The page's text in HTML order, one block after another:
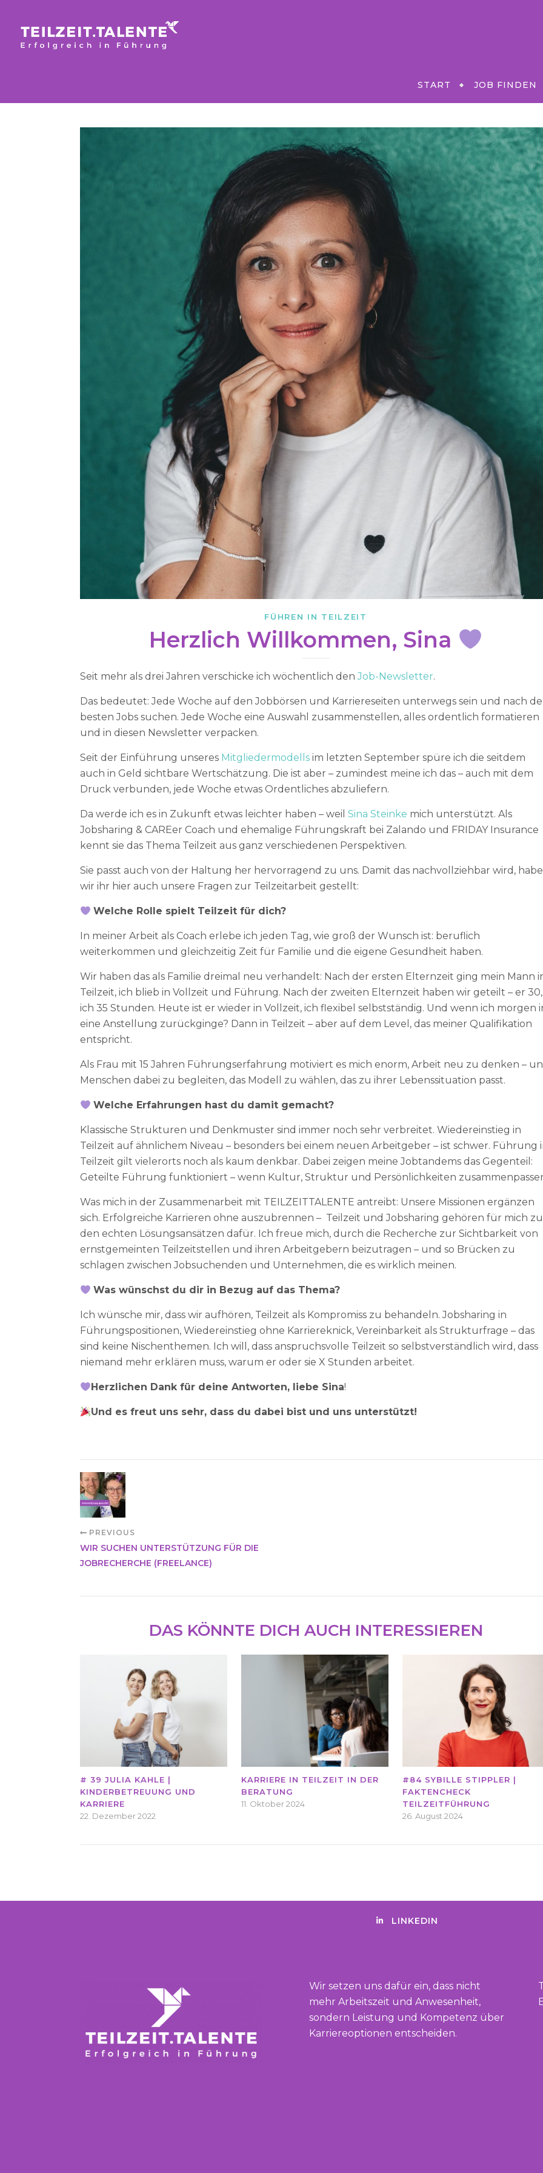
START JOB FINDEN
FÜHREN IN TEILZEIT
Herzlich Willkommen, Sina
Seit mehr als drei Jahren verschicke ich wöchentlich denJob-Newsletter.
Das bedeutet: Jede Woche auf den Jobbörsen und Karriereseiten unterwegs sein und nach
besten Jobs suchen. Jede Woche eine Auswahl zusammenstellen, alles ordentlich formatieren
und in diesen Newsletter verpacken.
Seit der Einführung unseres Mitgliedermodells im letzten September spüre ich die seitdem
auch in Geld sichtbare Wertschätzung. Die ist aber – zumindest meine ich das – auch mit dem
Druck verbunden, jede Woche etwas Ordentliches abzuliefern.
Da werde ich es in Zukunft etwas leichter haben – weil Sina Steinke mich unterstützt. Als
Jobsharing & CAREer Coach und ehemalige Führungskraft bei Zalando und FRIDAY Insurance
kennt sie das Thema Teilzeit aus ganz verschiedenen Perspektiven.
Sie passt auch von der Haltung her hervorragend zu uns. Damit das nachvollziehbar wird, habe
wir ihr hier auch unsere Fragen zur Teilzeitarbeit gestellt:
Welche Rolle spielt Teilzeit für dich?
In meiner Arbeit als Coach erlebe ich jeden Tag, wie groß der Wunsch ist: beruflich
weiterkommen und gleichzeitig Zeit für Familie und die eigene Gesundheit haben.
Wir haben das als Familie dreimal neu verhandelt: Nach der ersten Elternzeit ging mein Mann
Teilzeit, ich blieb in Vollzeit und Führung. Nach der zweiten Elternzeit haben wir geteilt – er 30,
ich 35 Stunden. Heute ist er wieder in Vollzeit, ich flexibel selbstständig. Und wenn ich morgen
eine Anstellung zurückginge? Dann in Teilzeit – aber auf dem Level, das meiner Qualifikation
entspricht.
Als Frau mit 15 Jahren Führungserfahrung motiviert es mich enorm, Arbeit neu zu denken –
Menschen dabei zu begleiten, das Modell zu wählen, das zu ihrer Lebenssituation passt.
Welche Erfahrungen hast du damit gemacht?
Klassische Strukturen und Denkmuster sind immer noch sehr verbreitet. Wiedereinstieg in
Teilzeit auf ähnlichem Niveau – besonders bei einem neuen Arbeitgeber – ist schwer. Führung
Teilzeit gilt vielerorts noch als kaum denkbar. Dabei zeigen meine Jobtandems das Gegenteil:
Geteilte Führung funktioniert – wenn Kultur, Struktur und Persönlichkeiten
Was mich in der Zusammenarbeit mit TEILZEITTALENTE antreibt: Unsere Missionen ergänzen
sich. Erfolgreiche Karrieren ohne auszubrennen – Teilzeit und Jobsharing gehören für mich zu
den echten Lösungsansätzen dafür. Ich freue mich, durch die Recherche zur Sichtbarkeit von
ernstgemeinten Teilzeitstellen und ihren Arbeitgebern beizutragen – und so Brücken zu
schlagen zwischen Jobsuchenden und Unternehmen, die es wirklich meinen.
Was wünschst du dir in Bezug auf das Thema?
Ich wünsche mir, dass wir aufhören, Teilzeit als Kompromiss zu behandeln. Jobsharing in
Führungspositionen, Wiedereinstieg ohne Karriereknick, Vereinbarkeit als Strukturfrage – das
sind keine Nischenthemen. Ich will, dass anspruchsvolle Teilzeit so selbstverständlich wird, dass
niemand mehr erklären muss, warum er oder sie X Stunden arbeitet.
Herzlichen Dank für deine Antworten, liebe Sina!
Und es freut uns sehr, dass du dabei bist und uns unterstützt!
PREVIOUS
WIR SUCHEN UNTERSTÜTZUNG FÜR DIE
JOBRECHERCHE (FREELANCE)
DAS KÖNNTE DICH AUCH INTERESSIEREN
# 39 JULIA KAHLE |
KINDERBETREUUNG UND
KARRIERE
22. Dezember 2022
KARRIERE IN TEILZEIT IN DER
BERATUNG
11. Oktober 2024
#84 SYBILLE STIPPLER |
FAKTENCHECK
TEILZEITFÜHRUNG
26. August 2024
LINKEDIN
Wir setzen uns dafür ein, dass nicht
mehr Arbeitszeit und Anwesenheit,
sondern Leistung und Kompetenz über
Karriereoptionen entscheiden.